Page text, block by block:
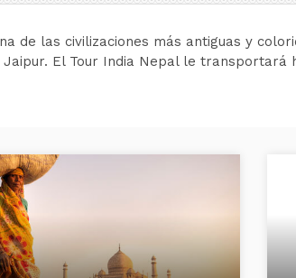
de las civilizaciones más antiguas y
Jaipur. El Tour India Nepal le